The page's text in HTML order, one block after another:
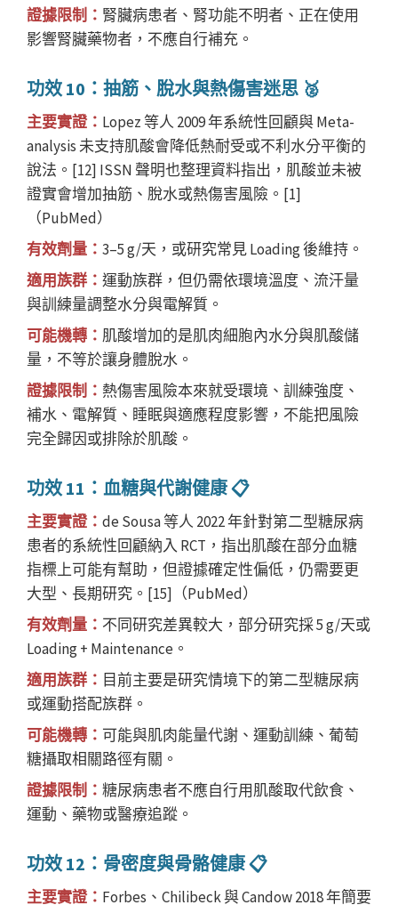
證據限制： 腎臟病患者、腎功能不明者、正在使用
影響腎臟藥物者，不應自行補充。
功效 10：抽筋、脫水與熱傷害迷思 🥈
主要實證： Lopez 等人 2009 年系統性回顧與 Meta-
analysis 未支持肌酸會降低熱耐受或不利水分平衡的
說法。[12] ISSN 聲明也整理資料指出，肌酸並未被
證實會增加抽筋、脫水或熱傷害風險。[1]
（PubMed）
有效劑量： 3–5 g/天，或研究常見 Loading 後維持。
適用族群： 運動族群，但仍需依環境溫度、流汗量
與訓練量調整水分與電解質。
可能機轉： 肌酸增加的是肌肉細胞內水分與肌酸儲
量，不等於讓身體脫水。
證據限制： 熱傷害風險本來就受環境、訓練強度、
補水、電解質、睡眠與適應程度影響，不能把風險
完全歸因或排除於肌酸。
功效 11：血糖與代謝健康 📋
主要實證： de Sousa 等人 2022 年針對第二型糖尿病
患者的系統性回顧納入 RCT，指出肌酸在部分血糖
指標上可能有幫助，但證據確定性偏低，仍需要更
大型、長期研究。[15]（PubMed）
有效劑量： 不同研究差異較大，部分研究採 5 g/天或
Loading + Maintenance。
適用族群： 目前主要是研究情境下的第二型糖尿病
或運動搭配族群。
可能機轉： 可能與肌肉能量代謝、運動訓練、葡萄
糖攝取相關路徑有關。
證據限制： 糖尿病患者不應自行用肌酸取代飲食、
運動、藥物或醫療追蹤。
功效 12：骨密度與骨骼健康 📋
主要實證： Forbes、Chilibeck 與 Candow 2018 年簡要